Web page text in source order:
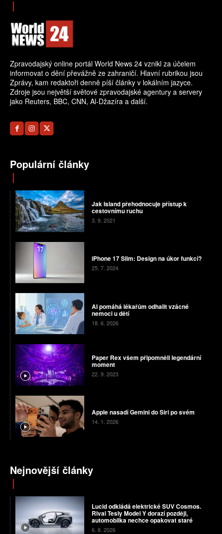
Zpravodajský online portál World News 24 vznikl za účelem
informovat o dění převážně ze zahraničí. Hlavní rubrikou jsou
Zprávy, kam redaktoři denně píší články v lokálním jazyce.
Zdroje jsou největší světové zpravodajské agentury a servery
jako Reuters, BBC, CNN, Al-Džazíra a další.
Populární články
Jak Island přehodnocuje přístup k
cestovnímu ruchu
3. 9. 2021
iPhone 17 Slim: Design na úkor funkcí?
25. 7. 2024
AI pomáhá lékařům odhalit vzácné
nemoci u dětí
18. 6. 2026
Paper Rex všem připomněli legendární
moment
22. 9. 2023
Apple nasadí Gemini do Siri po svém
14. 1. 2026
Nejnovější články
Lucid odkládá elektrické SUV Cosmos.
Rival Tesly Model Y dorazí později,
automobilka nechce opakovat staré
chyby
6. 8. 2026